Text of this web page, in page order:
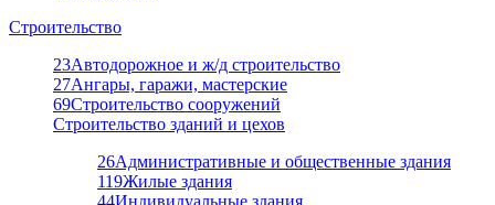
Строительство
23Автодорожное и ж/д строительство
27Ангары, гаражи, мастерские
69Строительство сооружений
Строительство зданий и цехов
26Административные и общественные здания
119Жилые здания
44Индивидуальные здания